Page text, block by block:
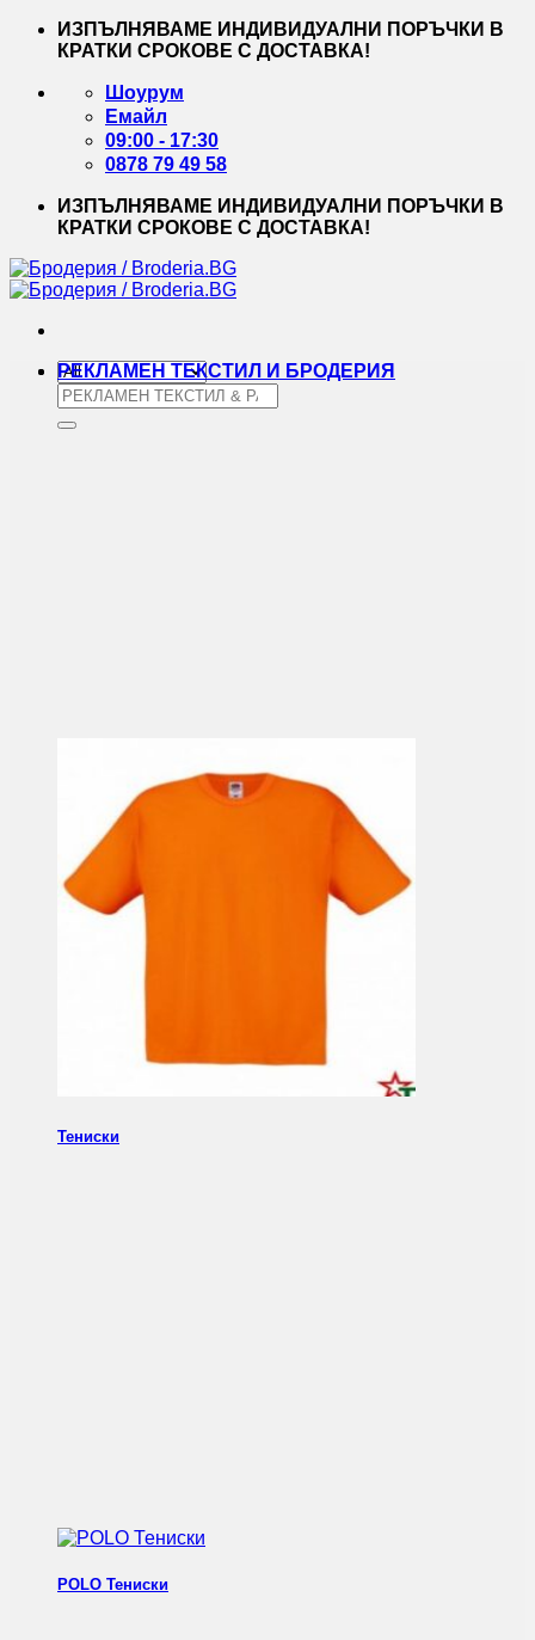
Skip
ИЗПЪЛНЯВАМЕ ИНДИВИДУАЛНИ ПОРЪЧКИ В
КРАТКИ СРОКОВЕ С ДОСТАВКА!
Шоурум
Емайл
09:00 - 17:30
0878 79 49 58
ИЗПЪЛНЯВАМЕ ИНДИВИДУАЛНИ ПОРЪЧКИ В
КРАТКИ СРОКОВЕ С ДОСТАВКА!
Търсене
за:
РЕКЛАМЕН ТЕКСТИЛ И БРОДЕРИЯ
Тениски
POLO Тениски